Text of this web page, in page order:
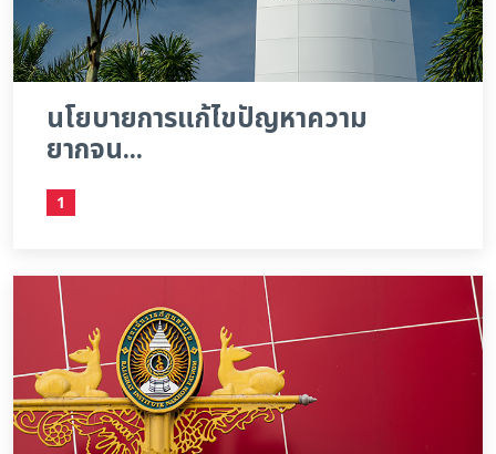
นโยบายการแก้ไขปัญหาความ
ยากจน...
1